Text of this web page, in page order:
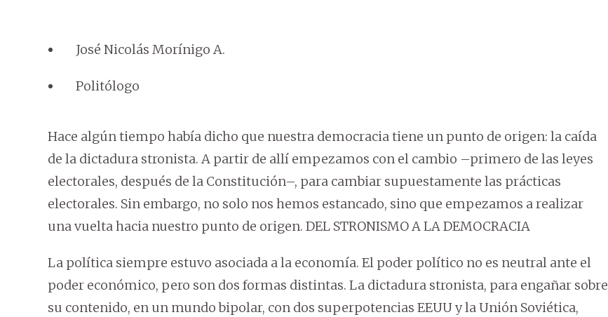
José Nicolás Morínigo A.
Politólogo
Hace algún tiempo había dicho que nuestra democracia tiene un punto de origen: la caída
de la dictadura stronista. A partir de allí empezamos con el cambio –primero de las leyes
electorales, después de la Constitución–, para cambiar supuestamente las prácticas
electorales. Sin embargo, no solo nos hemos estancado, sino que empezamos a realizar
una vuelta hacia nuestro punto de origen. DEL STRONISMO A LA DEMOCRACIA
La política siempre estuvo asociada a la economía. El poder político no es neutral ante el
poder económico, pero son dos formas distintas. La dictadura stronista, para engañar sobre
su contenido, en un mundo bipolar, con dos superpotencias EEUU y la Unión Soviética,